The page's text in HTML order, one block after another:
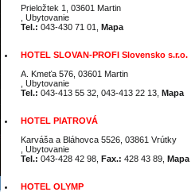
Prieložtek 1, 03601 Martin
, Ubytovanie
Tel.: 043-430 71 01, Mapa
HOTEL SLOVAN-PROFI Slovensko s.r.o.
A. Kmeťa 576, 03601 Martin
, Ubytovanie
Tel.: 043-413 55 32, 043-413 22 13, Mapa
HOTEL PIATROVÁ
Karváša a Bláhovca 5526, 03861 Vrútky
, Ubytovanie
Tel.: 043-428 42 98, Fax.: 428 43 89, Mapa
HOTEL OLYMP